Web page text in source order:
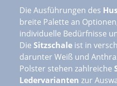
Die Ausführungen des
breite Palette an
individuelle Bedürfnisse
Die Sitzschale ist in
darunter Weiß und
Polster stehen zahlreiche
Ledervarianten zur